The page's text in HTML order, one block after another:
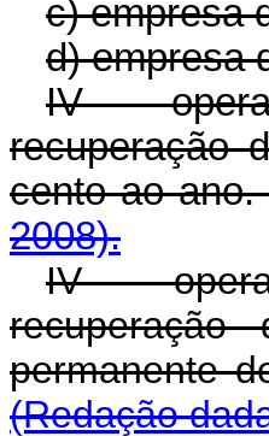
c) empresa
d) empresa
IV -
recuperação
cento ao
2008).
IV -
(Redação